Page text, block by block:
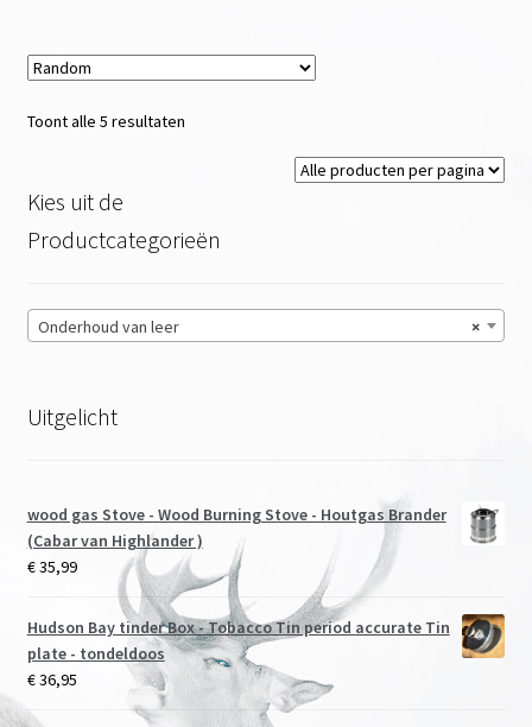
gekozen
Toont alle 5 resultaten
Kies uit de
Productcategorieën
×
Onderhoud van leer
Uitgelicht
wood gas Stove - Wood Burning Stove - Houtgas Brander
(Cabar van Highlander )
€35,99
Hudson Bay tinder Box - Tobacco Tin period accurate Tin
plate - tondeldoos
€36,95